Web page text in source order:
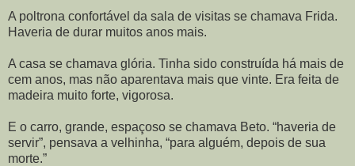
A poltrona confortável da sala de visitas se chamava Frida.
Haveria de durar muitos anos mais.
A casa se chamava glória. Tinha sido construída há mais de
cem anos, mas não aparentava mais que vinte. Era feita de
madeira muito forte, vigorosa.
E o carro, grande, espaçoso se chamava Beto. “haveria de
servir”, pensava a velhinha, “para alguém, depois de sua
morte.”